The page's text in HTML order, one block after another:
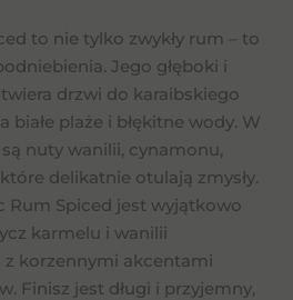
to nie tylko zwykły rum – to
Jego głęboki i
drzwi do karaibskiego
białe plaże i błękitne wody. W
nuty wanilii, cynamonu,
delikatnie otulają zmysły.
Rum Spiced jest wyjątkowo
karmelu i wanilii
z korzennymi akcentami
Finisz jest długi i przyjemny,